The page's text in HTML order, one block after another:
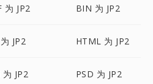
为 JP2 BIN 为 JP2
JP2 HTML 为 JP2
为 JP2 PSD 为 JP2